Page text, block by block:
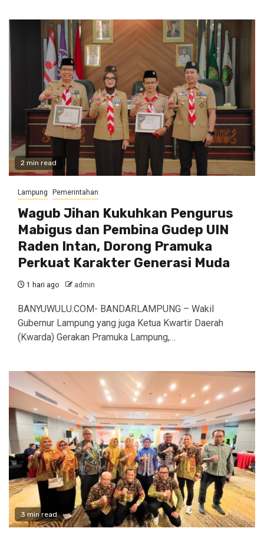
2 min read
Lampung Pemerintahan
Wagub Jihan Kukuhkan Pengurus
Mabigus dan Pembina Gudep UIN
Raden Intan, Dorong Pramuka
Perkuat Karakter Generasi Muda
1 hari ago admin
BANYUWULU.COM- BANDARLAMPUNG – Wakil
Gubernur Lampung yang juga Ketua Kwartir Daerah
(Kwarda) Gerakan Pramuka Lampung,…
3 min read